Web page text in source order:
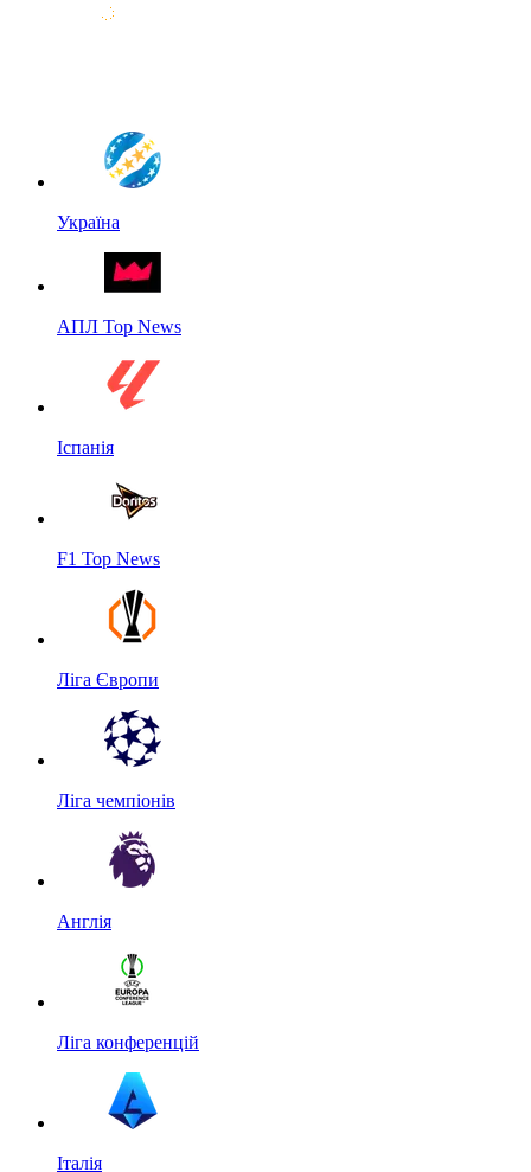
Україна
АПЛ Top News
Іспанія
F1 Top News
Ліга Європи
Ліга чемпіонів
Англія
Ліга конференцій
Італія